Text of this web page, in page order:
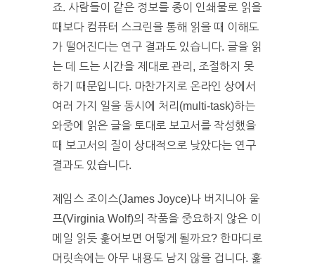
죠. 사람들이 같은 정보를 종이 인쇄물로 읽을
때보다 컴퓨터 스크린을 통해 읽을 때 이해도
가 떨어진다는 연구 결과도 있습니다. 글을 읽
는 데 드는 시간을 제대로 관리, 조절하지 못
하기 때문입니다. 마찬가지로 온라인 상에서
여러 가지 일을 동시에 처리(multi-task)하는
와중에 읽은 글을 토대로 보고서를 작성했을
때 보고서의 질이 상대적으로 낮았다는 연구
결과도 있습니다.
제임스 조이스(James Joyce)나 버지니아 울
프(Virginia Wolf)의 작품을 중요하지 않은 이
메일 읽듯 훑어보면 어떻게 될까요? 한마디로
머릿속에는 아무 내용도 남지 않을 겁니다. 훑